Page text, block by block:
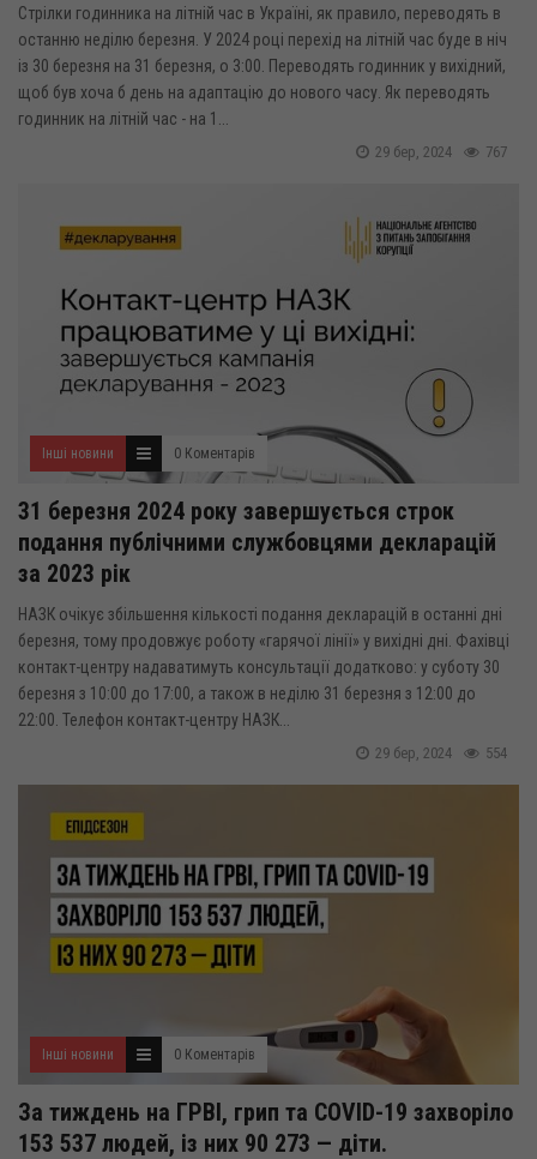
Стрілки годинника на літній час в Україні, як правило, переводять в
останню неділю березня. У 2024 році перехід на літній час буде в ніч
із 30 березня на 31 березня, о 3:00. Переводять годинник у вихідний,
щоб був хоча б день на адаптацію до нового часу. Як переводять
годинник на літній час - на 1...
767
29 бер, 2024
Інші новини 0 Коментарів
31 березня 2024 року завершується строк
подання публічними службовцями декларацій
за 2023 рік
НАЗК очікує збільшення кількості подання декларацій в останні дні
березня, тому продовжує роботу «гарячої лінії» у вихідні дні. Фахівці
контакт-центру надаватимуть консультації додатково: у суботу 30
березня з 10:00 до 17:00, а також в неділю 31 березня з 12:00 до
22:00. Телефон контакт-центру НАЗК...
554
29 бер, 2024
Інші новини 0 Коментарів
За тиждень на ГРВІ, грип та COVID-19 захворіло
153 537 людей, із них 90 273 — діти.